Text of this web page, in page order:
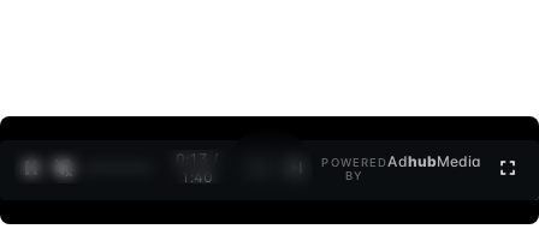
0:14 /
1:40
POWERED
BY
AdhubMedia